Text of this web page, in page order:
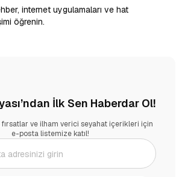
internet uygulamaları ve hat
öğrenin.
İlk Sen Haberdar Ol!
ve ilham verici seyahat içerikleri için
e-posta listemize katıl!